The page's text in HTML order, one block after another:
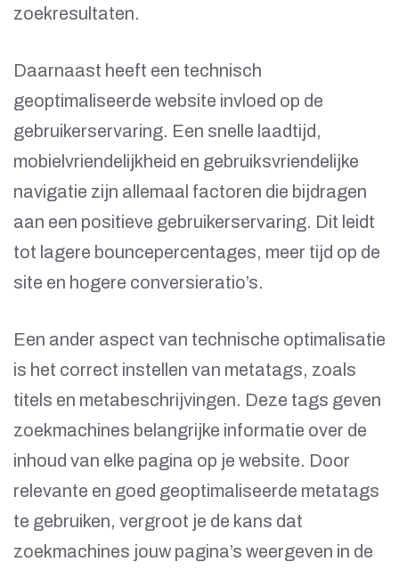
zoekresultaten.
Daarnaast heeft een technisch
geoptimaliseerde website invloed op de
gebruikerservaring. Een snelle laadtijd,
mobielvriendelijkheid en gebruiksvriendelijke
navigatie zijn allemaal factoren die bijdragen
aan een positieve gebruikerservaring. Dit leidt
tot lagere bouncepercentages, meer tijd op de
site en hogere conversieratio’s.
Een ander aspect van technische optimalisatie
is het correct instellen van metatags, zoals
titels en metabeschrijvingen. Deze tags geven
zoekmachines belangrijke informatie over de
inhoud van elke pagina op je website. Door
relevante en goed geoptimaliseerde metatags
te gebruiken, vergroot je de kans dat
zoekmachines jouw pagina’s weergeven in de